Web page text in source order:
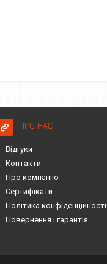
ПРО НАС
Відгуки
Контакти
Про компанію
Сертифікати
Політика конфіденційності
Повернення і гарантія